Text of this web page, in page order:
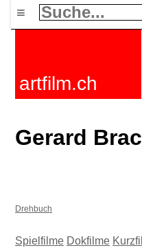
≡
artfilm.ch
Gerard
Drehbuch
Spielfilme Dokfilme